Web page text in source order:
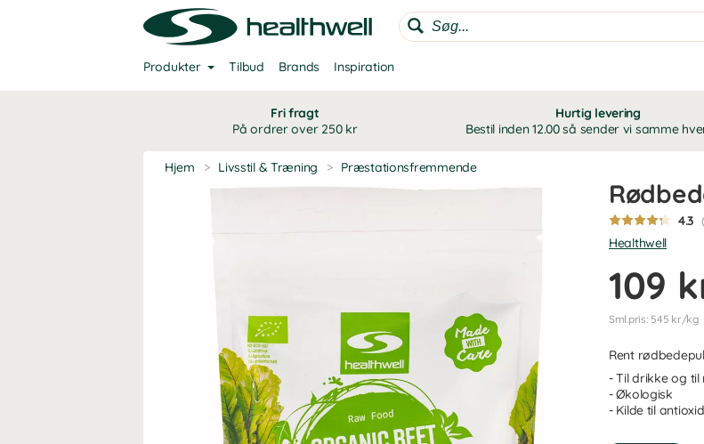
Produkter Tilbud Brands Inspiration
Fri fragt
På ordrer over 250 kr
Hurtig levering
Bestil inden 12.00 så sender vi samme
Hjem > Livsstil & Træning > Præstationsfremmende
4.3
Healthwell
109
Sml.pris: 545 kr/kg
Rent
- Til drikke og til
- Økologisk
- Kilde til